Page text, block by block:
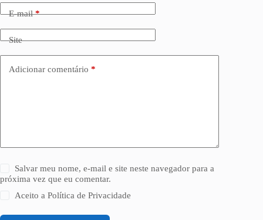
E-mail*
Site
Adicionar comentário *
Salvar meu nome, e-mail e site neste navegador para a
próxima vez que eu comentar.
Aceito aPolítica de Privacidade